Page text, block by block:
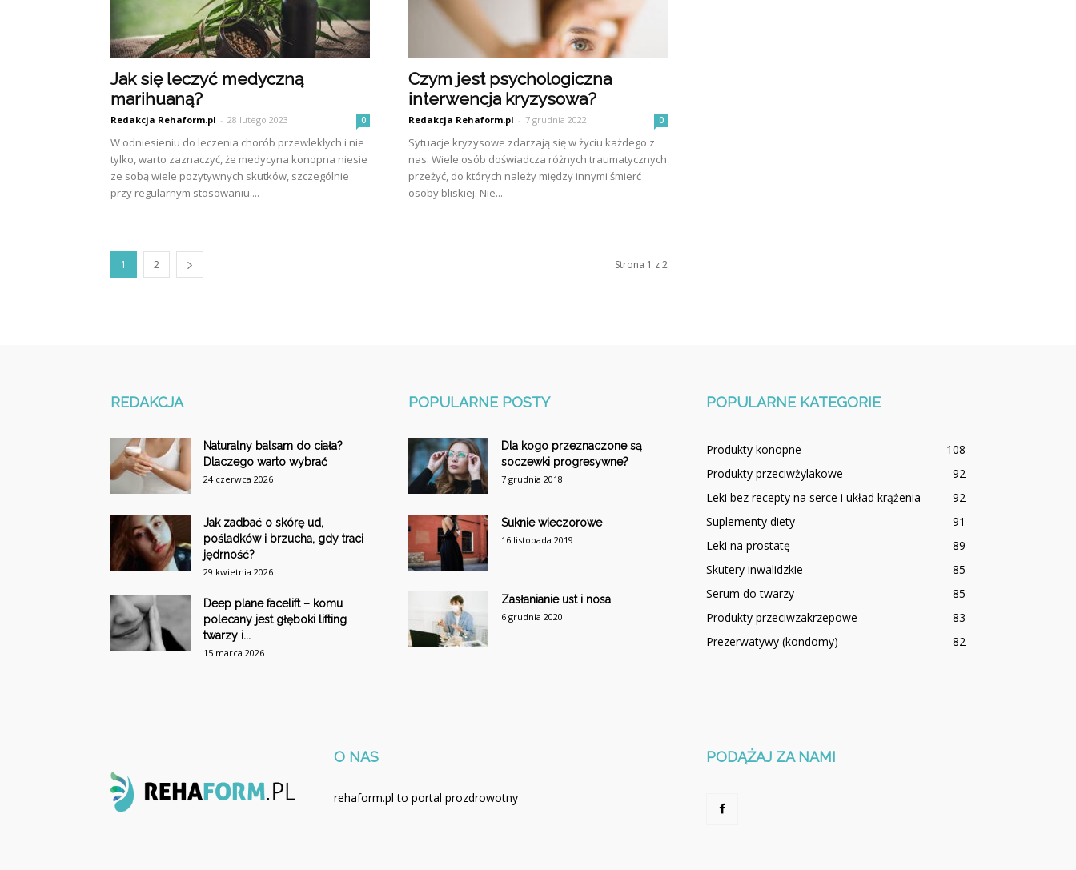
Jak się leczyć medyczną
marihuaną?
Redakcja Rehaform.pl - 28 lutego 2023 0
W odniesieniu do leczenia chorób przewlekłych i nie
tylko, warto zaznaczyć, że medycyna konopna niesie
ze sobą wiele pozytywnych skutków, szczególnie
przy regularnym stosowaniu....
Czym jest psychologiczna
interwencja kryzysowa?
Redakcja Rehaform.pl - 7 grudnia 2022 0
Sytuacje kryzysowe zdarzają się w życiu każdego z
nas. Wiele osób doświadcza różnych traumatycznych
przeżyć, do których należy między innymi śmierć
osoby bliskiej. Nie...
1 2 Strona 1 z 2
REDAKCJA
Naturalny balsam do ciała?
Dlaczego warto wybrać
24 czerwca 2026
Jak zadbać o skórę ud,
pośladków i brzucha, gdy traci
jędrność?
29 kwietnia 2026
Deep plane facelift – komu
polecany jest głęboki lifting
twarzy i...
15 marca 2026
POPULARNE POSTY
Dla kogo przeznaczone są
soczewki progresywne?
7 grudnia 2018
Suknie wieczorowe
16 listopada 2019
Zasłanianie ust i nosa
6 grudnia 2020
POPULARNE KATEGORIE
Produkty konopne
108
Produkty przeciwżylakowe
92
Leki bez recepty na serce i układ krążenia
92
Suplementy diety
91
Leki na prostatę
89
Skutery inwalidzkie
85
Serum do twarzy
85
Produkty przeciwzakrzepowe
83
Prezerwatywy (kondomy)
82
O NAS
rehaform.pl to portal prozdrowotny
PODĄŻAJ ZA NAMI